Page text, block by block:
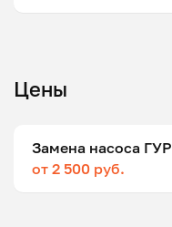
Цены
Замена насоса ГУР
от 2 500 руб.